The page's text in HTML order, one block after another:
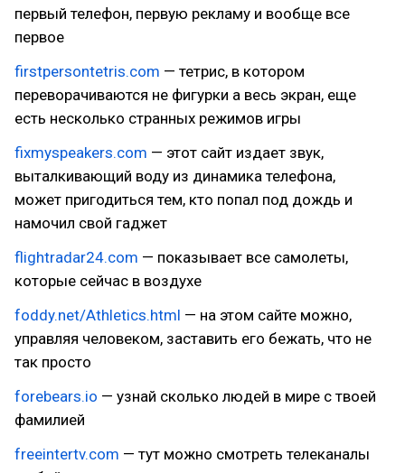
первый телефон, первую рекламу и вообще все
первое
firstpersontetris.com — тетрис, в котором
переворачиваются не фигурки а весь экран, еще
есть несколько странных режимов игры
fixmyspeakers.com — этот сайт издает звук,
выталкивающий воду из динамика телефона,
может пригодиться тем, кто попал под дождь и
намочил свой гаджет
flightradar24.com — показывает все самолеты,
которые сейчас в воздухе
foddy.net/Athletics.html — на этом сайте можно,
управляя человеком, заставить его бежать, что не
так просто
forebears.io — узнай сколько людей в мире с твоей
фамилией
freeintertv.com — тут можно смотреть телеканалы